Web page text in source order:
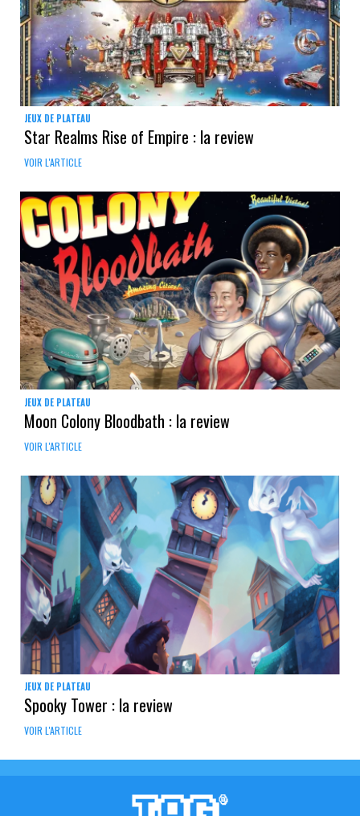
JEUX DE PLATEAU
Star Realms Rise of Empire : la review
VOIR L'ARTICLE
JEUX DE PLATEAU
Moon Colony Bloodbath : la review
VOIR L'ARTICLE
JEUX DE PLATEAU
Spooky Tower : la review
VOIR L'ARTICLE